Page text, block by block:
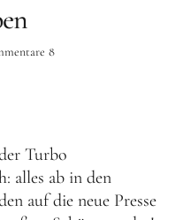
8
Turbo
alles ab in den
auf die neue Presse